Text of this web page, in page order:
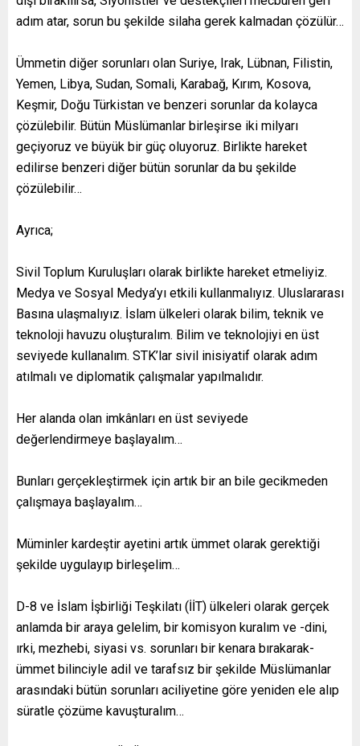
adım atar, sorun bu şekilde silaha gerek kalmadan çözülür…
Ümmetin diğer sorunları olan Suriye, Irak, Lübnan, Filistin,
Yemen, Libya, Sudan, Somali, Karabağ, Kırım, Kosova,
Keşmir, Doğu Türkistan ve benzeri sorunlar da kolayca
çözülebilir. Bütün Müslümanlar birleşirse iki milyarı
geçiyoruz ve büyük bir güç oluyoruz. Birlikte hareket
edilirse benzeri diğer bütün sorunlar da bu şekilde
çözülebilir…
Ayrıca;
Sivil Toplum Kuruluşları olarak birlikte hareket etmeliyiz.
Medya ve Sosyal Medya’yı etkili kullanmalıyız. Uluslararası
Basına ulaşmalıyız. İslam ülkeleri olarak bilim, teknik ve
teknoloji havuzu oluşturalım. Bilim ve teknolojiyi en üst
seviyede kullanalım. STK’lar sivil inisiyatif olarak adım
atılmalı ve diplomatik çalışmalar yapılmalıdır.
Her alanda olan imkânları en üst seviyede
değerlendirmeye başlayalım…
Bunları gerçekleştirmek için artık bir an bile gecikmeden
çalışmaya başlayalım…
Müminler kardeştir ayetini artık ümmet olarak gerektiği
şekilde uygulayıp birleşelim…
D-8 ve İslam İşbirliği Teşkilatı (İİT) ülkeleri olarak gerçek
anlamda bir araya gelelim, bir komisyon kuralım ve -dini,
ırki, mezhebi, siyasi vs. sorunları bir kenara bırakarak-
ümmet bilinciyle adil ve tarafsız bir şekilde Müslümanlar
arasındaki bütün sorunları aciliyetine göre yeniden ele alıp
süratle çözüme kavuşturalım…